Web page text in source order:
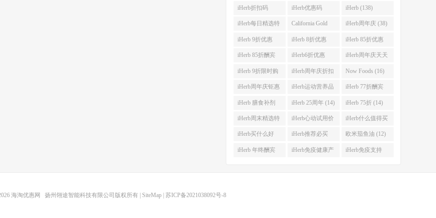
iHerb折扣码
(341)
iHerb优惠码
(282)
iHerb (138)
iHerb每日精选特
惠 (53)
California Gold
Nutrition(CGN)
(42)
iHerb周年庆 (38)
iHerb 9折优惠
(38)
iHerb 8折优惠
(37)
iHerb 85折优惠
(27)
iHerb 85折酬宾
(23)
iHerb6折优惠
(23)
iHerb周年庆天天
大酬宾 (22)
iHerb 9折限时购
(21)
iHerb周年庆折扣
码 (17)
Now Foods (16)
iHerb周年庆钜惠
(15)
iHerb运动营养品
(14)
iHerb 77折酬宾
(14)
iHerb 膳食补剂
(14)
iHerb 25周年 (14) iHerb 75折 (14)
iHerb周末精选特
惠 (13)
iHerb心动试用价
(13)
iHerb什么值得买
(12)
iHerb买什么好
(12)
iHerb推荐必买
(12)
欧米茄鱼油 (12)
iHerb 年终酬宾 iHerb免疫健康产 iHerb免疫支持
海淘优惠网 扬州翎途智能科技有限公司版权所有 | SiteMap| 苏ICP备2021038092号-8